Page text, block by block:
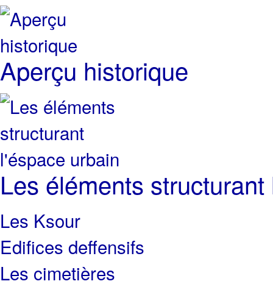
Aperçu historique
Les éléments
Les Ksour
Edifices deffensifs
Les cimetières